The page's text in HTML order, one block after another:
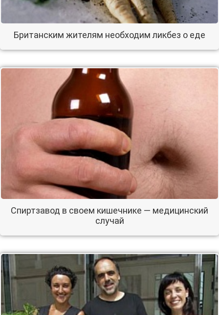
Британским жителям необходим ликбез о еде
Спиртзавод в своем кишечнике — медицинский
случай